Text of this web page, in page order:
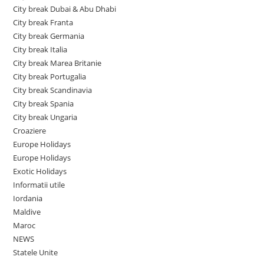
City break Dubai & Abu Dhabi
City break Franta
City break Germania
City break Italia
City break Marea Britanie
City break Portugalia
City break Scandinavia
City break Spania
City break Ungaria
Croaziere
Europe Holidays
Europe Holidays
Exotic Holidays
Informatii utile
Iordania
Maldive
Maroc
NEWS
Statele Unite